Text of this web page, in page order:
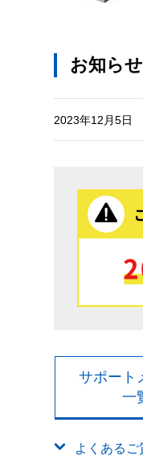
お知らせ
2023年12月5日
サポート
一
よくあるご